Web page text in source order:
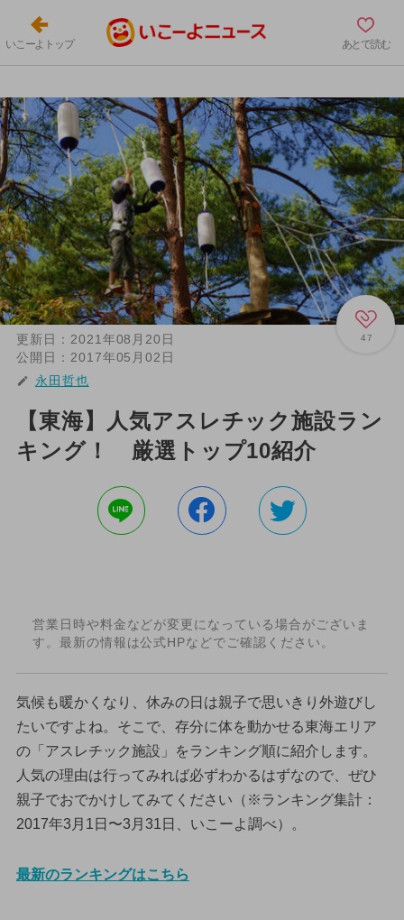
いこーよトップ あとで読む
47
更新日： 2021年08月20日
公開日： 2017年05月02日
永田哲也
【東海】人気アスレチック施設ラン
キング！ 厳選トップ10紹介
営業日時や料金などが変更になっている場合がございま
す。最新の情報は公式HPなどでご確認ください。
気候も暖かくなり、休みの日は親子で思いきり外遊びし
たいですよね。そこで、存分に体を動かせる東海エリア
の「アスレチック施設」をランキング順に紹介します。
人気の理由は行ってみれば必ずわかるはずなので、ぜひ
親子でおでかけしてみてください（※ランキング集計：
2017年3月1日〜3月31日、いこーよ調べ）。
最新のランキングはこちら